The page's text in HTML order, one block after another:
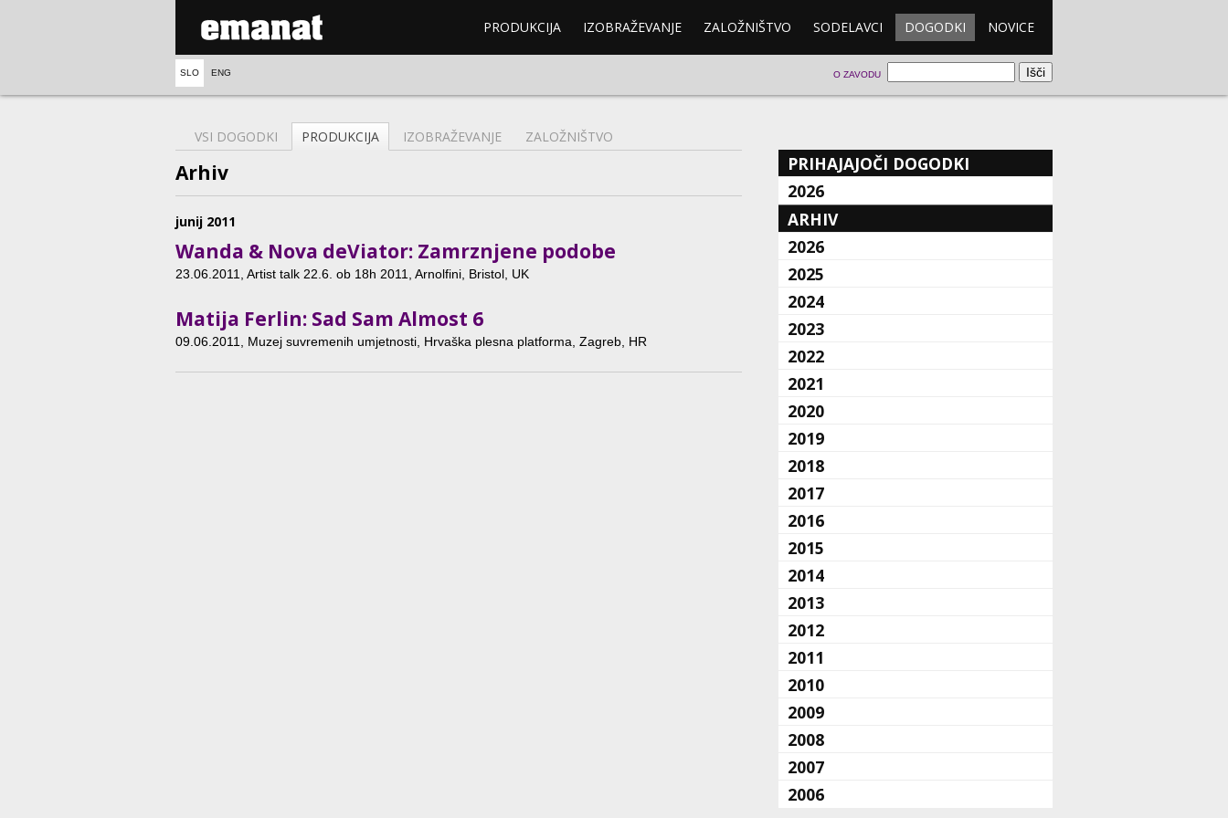
PRODUKCIJA IZOBRAŽEVANJE ZALOŽNIŠTVO SODELAVCI DOGODKI NOVICE
SLO ENG O ZAVODU
VSI DOGODKI PRODUKCIJA IZOBRAŽEVANJE ZALOŽNIŠTVO
Arhiv
junij 2011
Wanda & Nova deViator: Zamrznjene podobe
23.06.2011, Artist talk 22.6. ob 18h 2011, Arnolfini, Bristol, UK
Matija Ferlin: Sad Sam Almost 6
09.06.2011 , Muzej suvremenih umjetnosti, Hrvaška plesna platforma, Zagreb, HR
PRIHAJAJOČI DOGODKI
2026
ARHIV
2026
2025
2024
2023
2022
2021
2020
2019
2018
2017
2016
2015
2014
2013
2012
2011
2010
2009
2008
2007
2006